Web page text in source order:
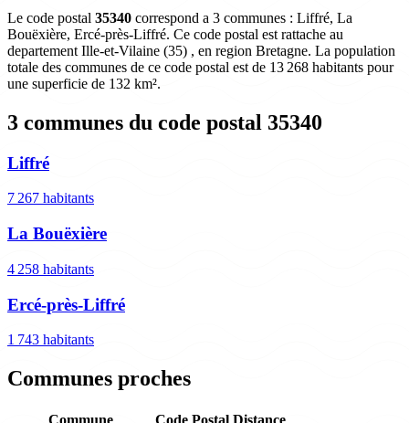
Le code postal 35340 correspond a 3 communes : Liffré, La
Bouëxière, Ercé-près-Liffré. Ce code postal est rattache au
departement Ille-et-Vilaine (35) , en region Bretagne. La population
totale des communes de ce code postal est de 13 268 habitants pour
une superficie de 132 km².
3 communes du code postal 35340
Liffré
7 267 habitants
La Bouëxière
4 258 habitants
Ercé-près-Liffré
1 743 habitants
Communes proches
Commune Code Postal Distance